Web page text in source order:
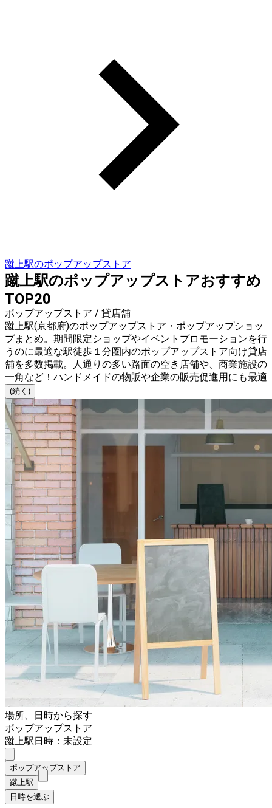
蹴上駅のポップアップストア
蹴上駅のポップアップストアおすすめ
TOP20
ポップアップストア / 貸店舗
蹴上駅(京都府)のポップアップストア・ポップアップショッ
プまとめ。期間限定ショップやイベントプロモーションを行
うのに最適な駅徒歩１分圏内のポップアップストア向け貸店
舗を多数掲載。人通りの多い路面の空き店舗や、商業施設の
一角など！ハンドメイドの物販や企業の販売促進用にも最適
(続く)
場所、日時から探す
ポップアップストア
蹴上駅日時：未設定
ポップアップストア
蹴上駅
日時を選ぶ